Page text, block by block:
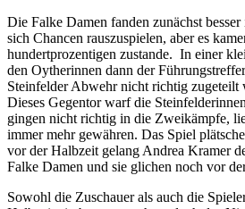
Die Falke Damen fanden zunächst
sich Chancen rauszuspielen, aber es
hundertprozentigen zustande. In einer
den Oytherinnen dann der
Steinfelder Abwehr nicht richtig zugeteilt
Dieses Gegentor warf die
gingen nicht richtig in die Zweikämpfe,
immer mehr gewähren. Das Spiel
vor der Halbzeit gelang Andrea Kramer
Falke Damen und sie glichen noch vor
Sowohl die Zuschauer als auch die